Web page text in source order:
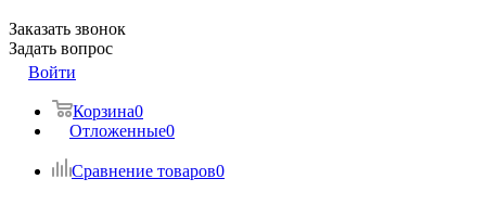
Заказать звонок
Задать вопрос
Войти
Корзина0
Отложенные0
Сравнение товаров0